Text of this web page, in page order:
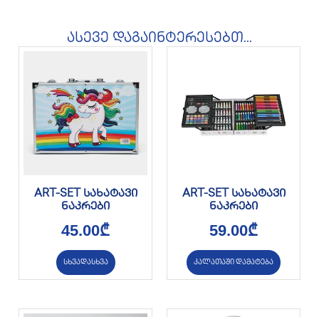
ასევე დაგაინტერესებთ...
ART-SET სახატავი
ნაკრები
45.00₾
სხვადასხვა
ART-SET სახატავი
ნაკრები
59.00₾
კალათაში დამატება